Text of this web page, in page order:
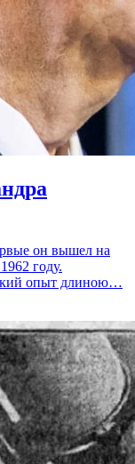
он вышел на
году.
опыт длиною…